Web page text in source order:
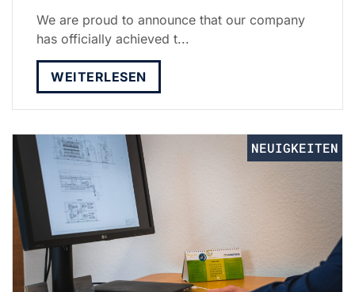
We are proud to announce that our company
has officially achieved t...
WEITERLESEN
NEUIGKEITEN